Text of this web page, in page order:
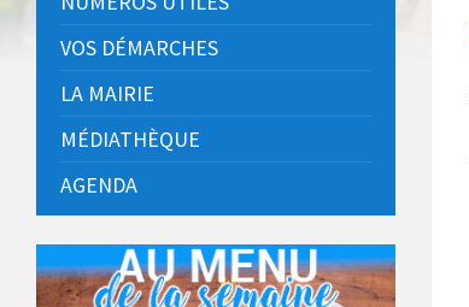
VOS DÉMARCHES
LA MAIRIE
MÉDIATHÈQUE
AGENDA